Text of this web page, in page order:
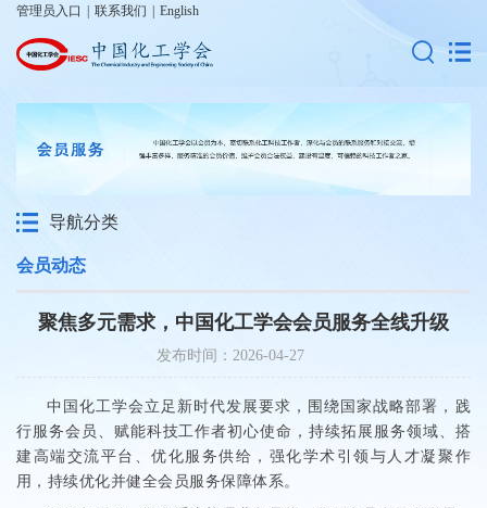
管理员入口 联系我们 English
导航分类
会员动态
聚焦多元需求，中国化工学会会员服务全线升级
发布时间：2026-04-27
中国化工学会立足新时代发展要求，围绕国家战略部署，践
行服务会员、赋能科技工作者初心使命，持续拓展服务领域、搭
建高端交流平台、优化服务供给，强化学术引领与人才凝聚作
用，持续优化并健全会员服务保障体系。